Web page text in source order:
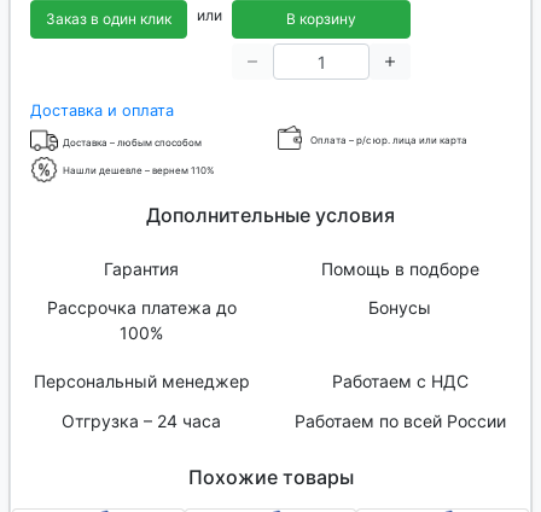
Заказ в один клик или В корзину
Доставка и оплата
Доставка – любым способом Оплата – р/с юр. лица или карта
Нашли дешевле – вернем 110%
Дополнительные условия
Гарантия
Помощь в подборе
Рассрочка платежа до
100%
Бонусы
Персональный менеджер
Работаем с НДС
Отгрузка – 24 часа
Работаем по всей России
Похожие товары